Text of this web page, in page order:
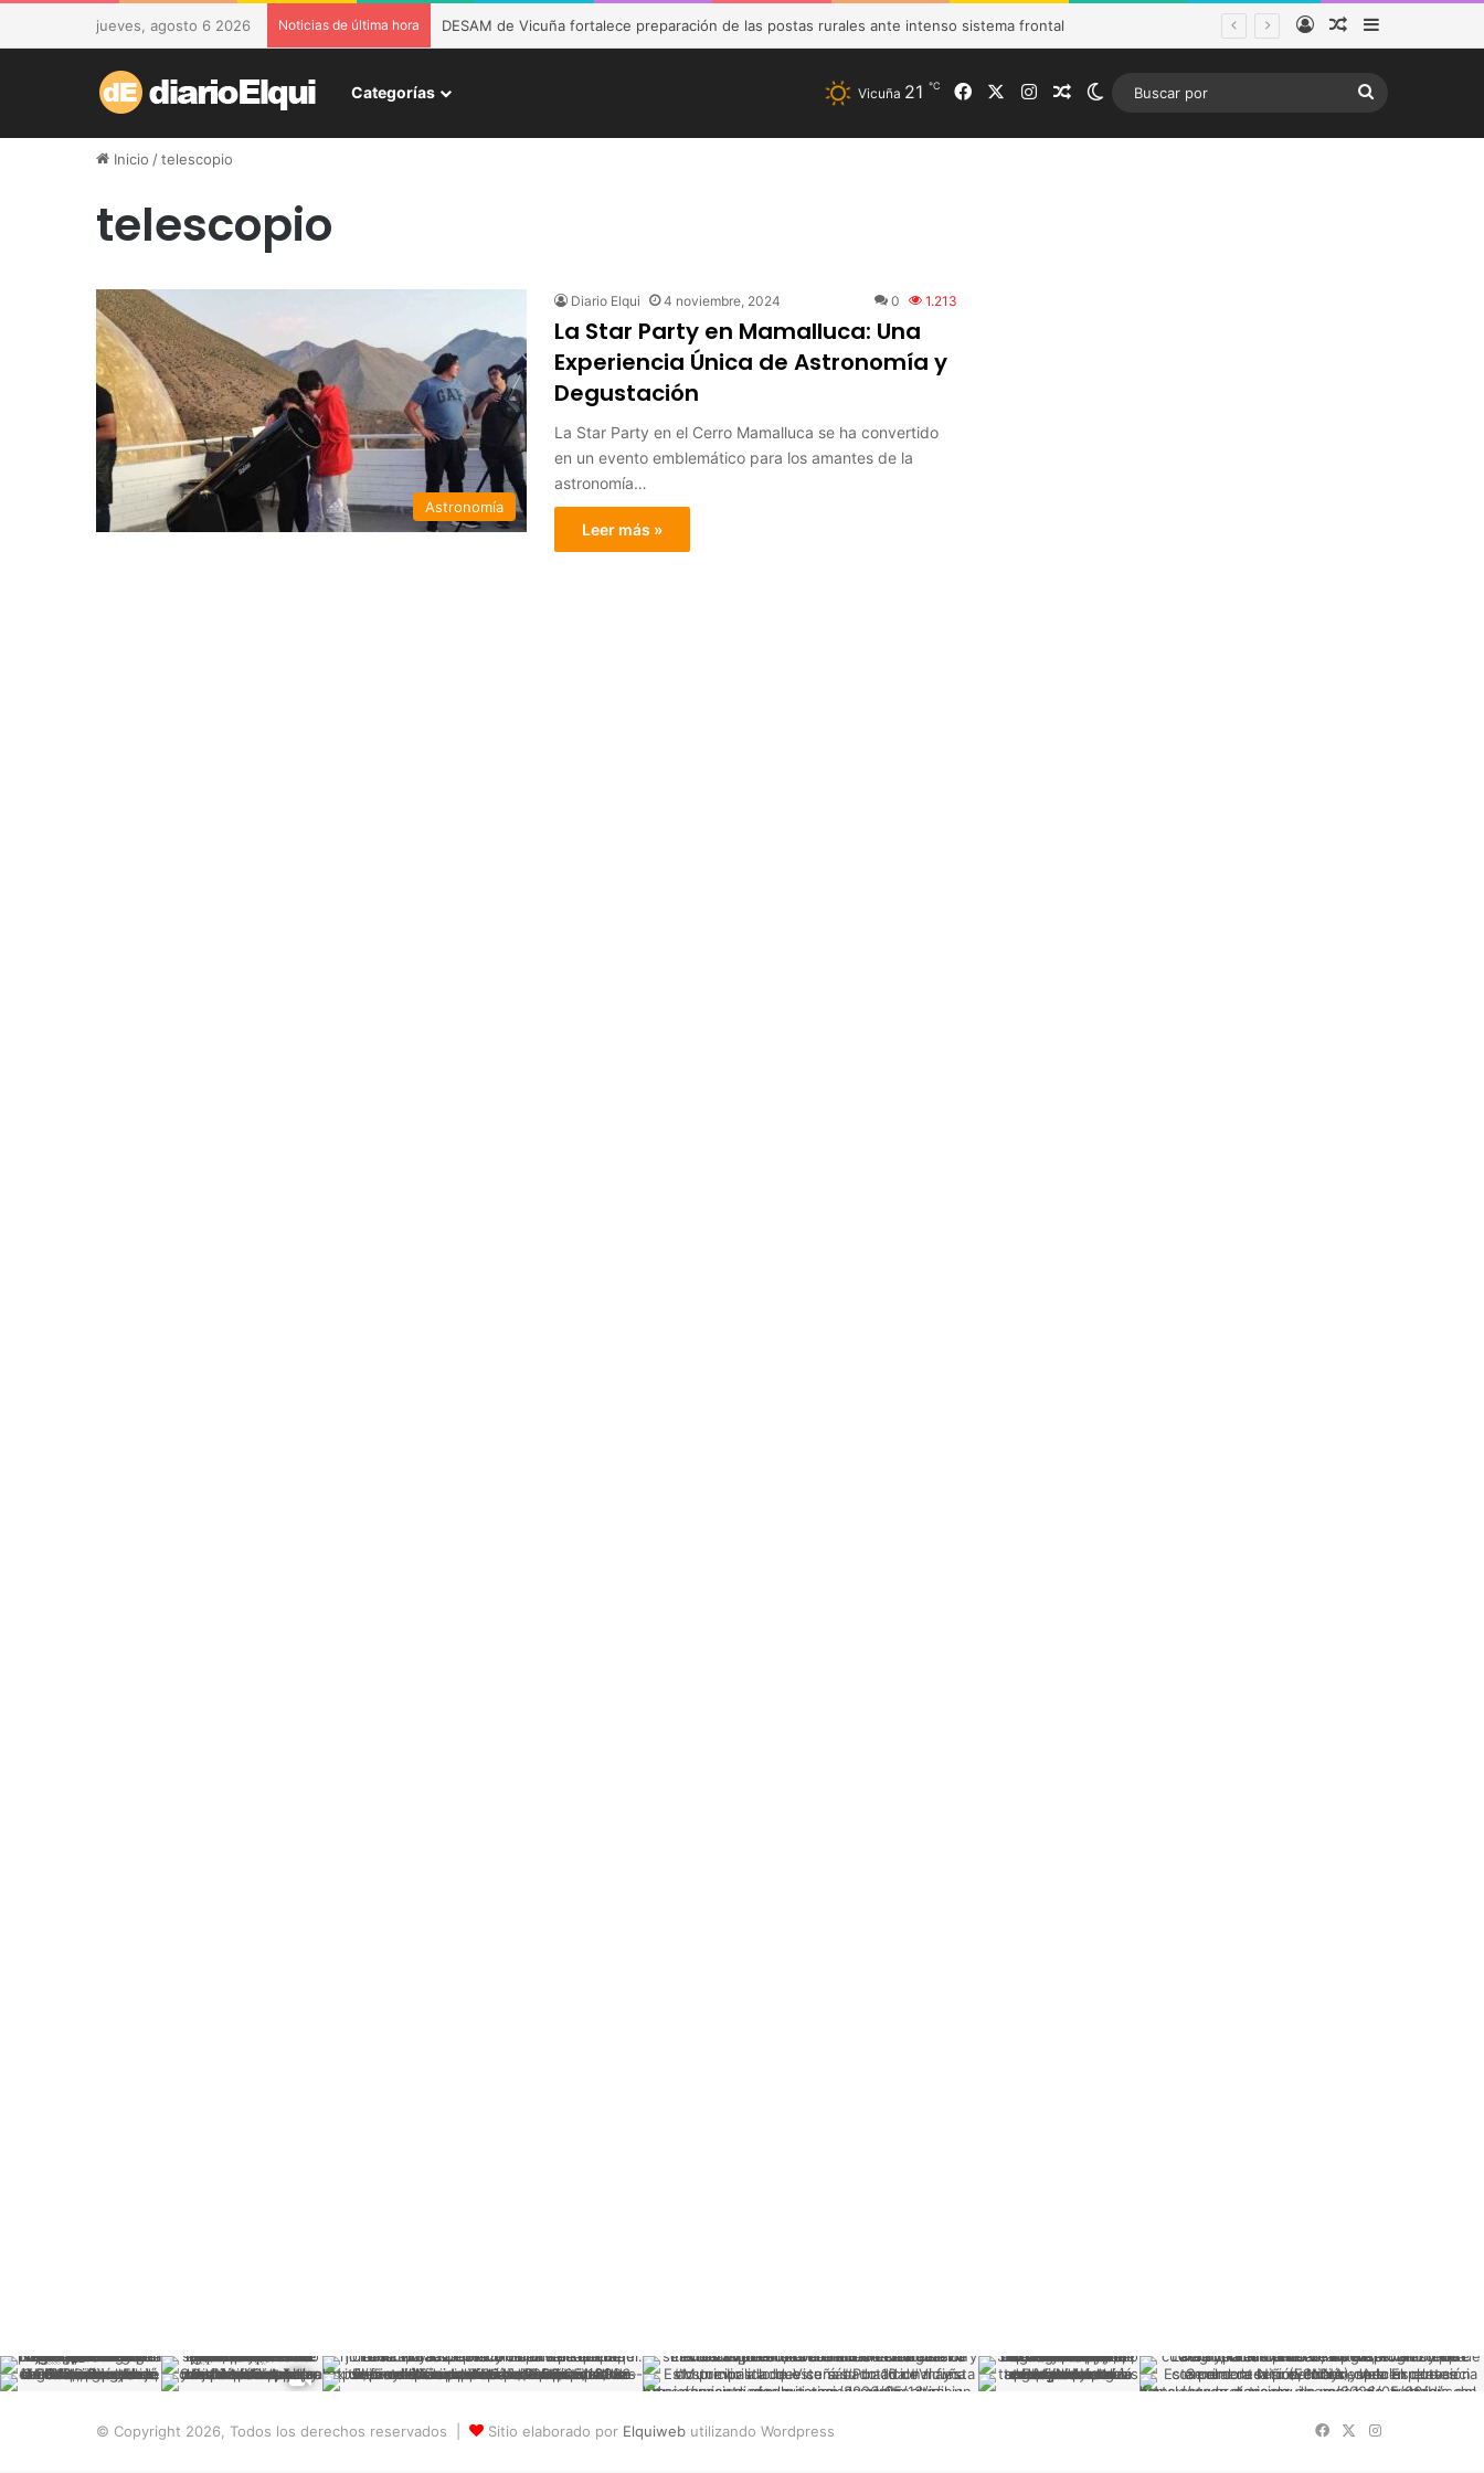
jueves, agosto 6 2026 Noticias de última hora DESAM de Vicuña fortalece preparación de las postas rurales ante intenso sistema frontal AccesoPublicación al
Categorías Vicuña 21 ℃ FacebookInstagramPublicación al azar
Switch skin
Inicio /telescopio
telescopio
Astronomía
Diario Elqui 4 noviembre, 2024 0 1.213
La Star Party en Mamalluca: Una
Experiencia Única de Astronomía y
Degustación
La Star Party en el Cerro Mamalluca se ha convertido
en un evento emblemático para los amantes de la
astronomía…
Leer más »
© Copyright 2026, Todos los derechos reservados | Sitio elaborado por Elquiweb utilizando Wordpress FacebookInstagram